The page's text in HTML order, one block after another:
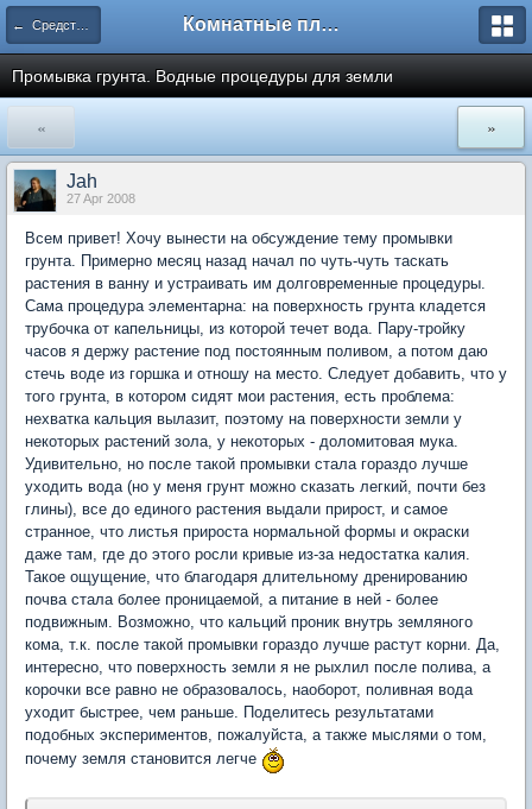
← Средства и оборудование для домашнего сада Комнатные плодовые экзоты
Промывка грунта. Водные процедуры для земли
« »
Jah
27 Apr 2008
Всем привет! Хочу вынести на обсуждение тему промывки
грунта. Примерно месяц назад начал по чуть-чуть таскать
растения в ванну и устраивать им долговременные процедуры.
Сама процедура элементарна: на поверхность грунта кладется
трубочка от капельницы, из которой течет вода. Пару-тройку
часов я держу растение под постоянным поливом, а потом даю
стечь воде из горшка и отношу на место. Следует добавить, что у
того грунта, в котором сидят мои растения, есть проблема:
нехватка кальция вылазит, поэтому на поверхности земли у
некоторых растений зола, у некоторых - доломитовая мука.
Удивительно, но после такой промывки стала гораздо лучше
уходить вода (но у меня грунт можно сказать легкий, почти без
глины), все до единого растения выдали прирост, и самое
странное, что листья прироста нормальной формы и окраски
даже там, где до этого росли кривые из-за недостатка калия.
Такое ощущение, что благодаря длительному дренированию
почва стала более проницаемой, а питание в ней - более
подвижным. Возможно, что кальций проник внутрь земляного
кома, т.к. после такой промывки гораздо лучше растут корни. Да,
интересно, что поверхность земли я не рыхлил после полива, а
корочки все равно не образовалось, наоборот, поливная вода
уходит быстрее, чем раньше. Поделитесь результатами
подобных экспериментов, пожалуйста, а также мыслями о том,
почему земля становится легче